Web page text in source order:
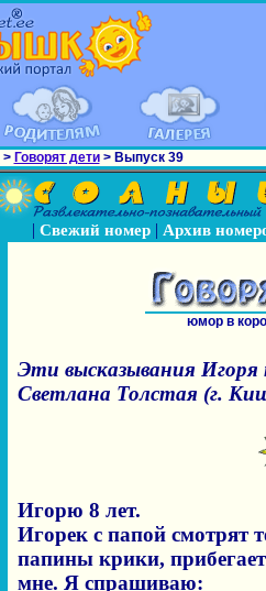
> Говорят дети> Выпуск 39
| Свежий номер| Архив
юмор в
Эти высказывания Игоря
Светлана Толстая (г.
Игорю 8 лет.
Игорек с папой смотрят
папины крики,
мне. Я спрашиваю: